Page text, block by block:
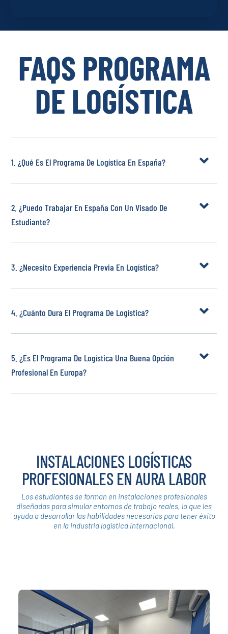
FAQS PROGRAMA
DE LOGÍSTICA
1. ¿Qué Es El Programa De Logística En España?
2. ¿Puedo Trabajar En España Con Un Visado De
Estudiante?
3. ¿Necesito Experiencia Previa En Logística?
4. ¿Cuánto Dura El Programa De Logística?
5. ¿Es El Programa De Logística Una Buena Opción
Profesional En Europa?
INSTALACIONES LOGÍSTICAS
PROFESIONALES EN AURA LABOR
Los estudiantes se forman en instalaciones profesionales
diseñadas para simular entornos de trabajo reales, lo que les
ayuda a desarrollar las habilidades necesarias para tener éxito
en la industria logística internacional.